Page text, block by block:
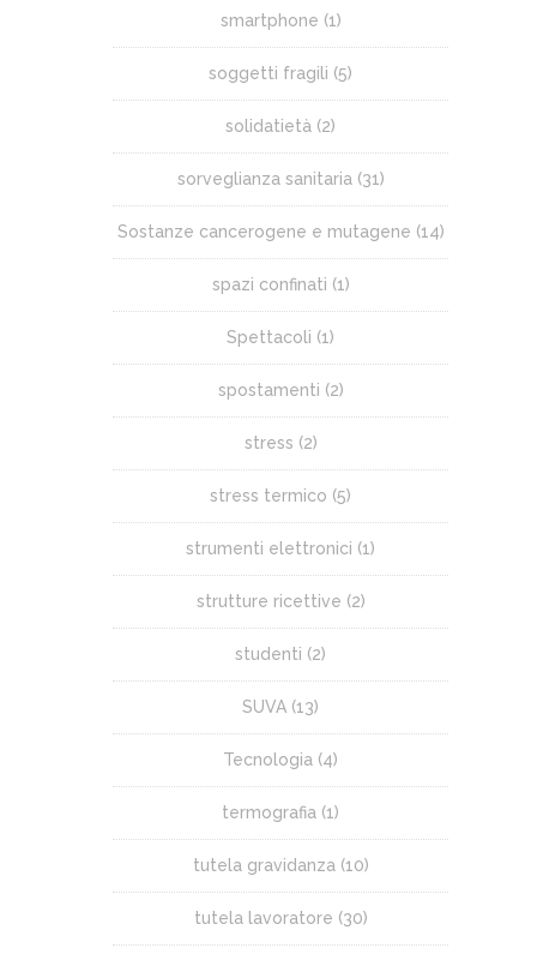
smartphone (1)
soggetti fragili (5)
solidatietà (2)
sorveglianza sanitaria(31)
Sostanze cancerogene e mutagene (14)
spazi confinati (1)
Spettacoli (1)
spostamenti (2)
stress (2)
stress termico (5)
strumenti elettronici (1)
strutture ricettive (2)
studenti (2)
SUVA (13)
Tecnologia (4)
termografia (1)
tutela gravidanza(10)
tutela lavoratore (30)